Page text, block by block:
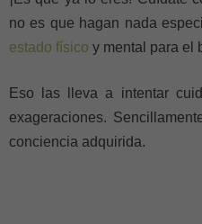
no es que hagan nada
estado físico y mental para el
Eso las lleva a intentar
exageraciones.
conciencia adquirida.